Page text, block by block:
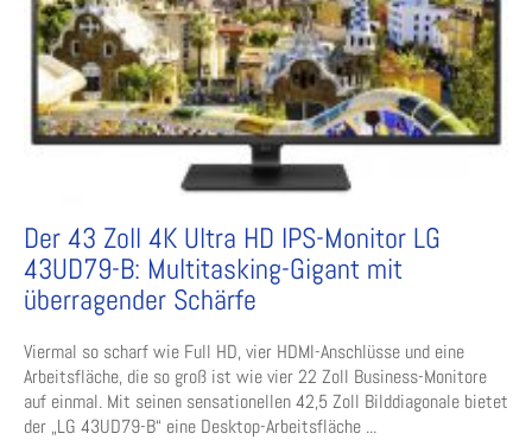
Der 43 Zoll 4K Ultra HD IPS-Monitor LG
43UD79-B: Multitasking-Gigant mit
überragender Schärfe
Viermal so scharf wie Full HD, vier HDMI-Anschlüsse und eine
Arbeitsfläche, die so groß ist wie vier 22 Zoll Business-Monitore
auf einmal. Mit seinen sensationellen 42,5 Zoll Bilddiagonale bietet
der „LG 43UD79-B“ eine Desktop-Arbeitsfläche ...